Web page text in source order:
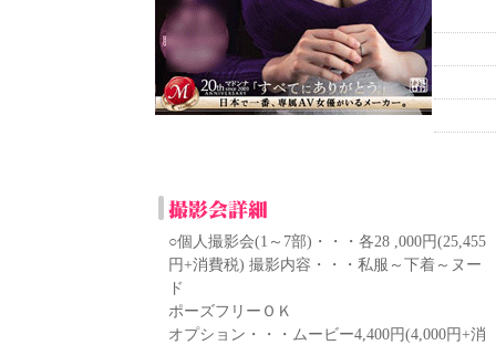
○個人撮影会(1～7部)・・・各28 ,000円(25,455
円+消費税) 撮影内容・・・私服～下着～ヌー
ド
ポーズフリーＯＫ
オプション・・・ムービー4,400円(4,000円+消